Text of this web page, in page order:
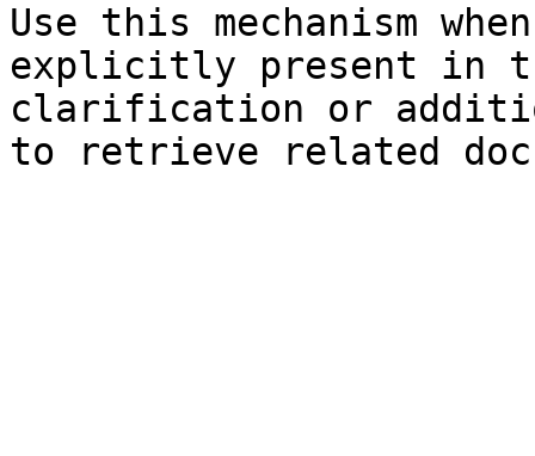
Use this mechanism
explicitly present in
clarification or